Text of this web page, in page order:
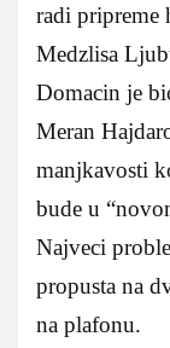
radi pripreme
Medzlisa
Domacin je
Meran
manjkavosti
bude u
Najveci
propusta na
na plafonu.